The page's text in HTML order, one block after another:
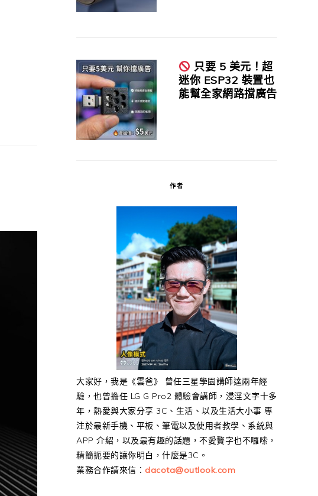
只要 5 美元！超
迷你 ESP32 裝置也
能幫全家網路擋廣告
作者
大家好，我是《雲爸》 曾任三星學園講師達兩年經
驗，也曾擔任 LG G Pro2 體驗會講師，浸淫文字十多
年，熱愛與大家分享 3C、生活、以及生活大小事 專
注於最新手機、平板、筆電以及使用者教學、系統與
APP 介紹，以及最有趣的話題，不愛贅字也不囉嗦，
精簡扼要的讓你明白，什麼是3C。
業務合作請來信： dacota@outlook.com